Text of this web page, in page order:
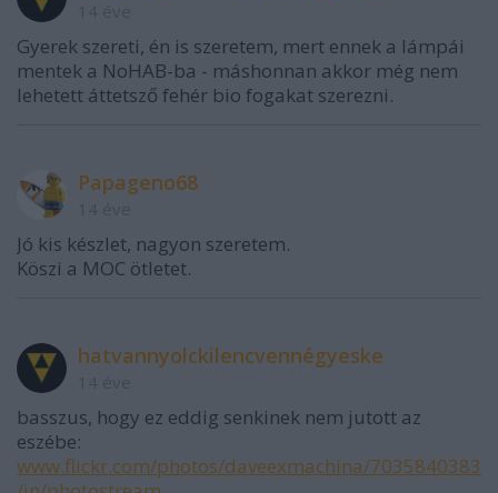
Gyerek szereti, én is szeretem, mert ennek a lámpái
mentek a NoHAB-ba - máshonnan akkor még nem
lehetett áttetsző fehér bio fogakat szerezni.
Papageno68
Jó kis készlet, nagyon szeretem.
Köszi a MOC ötletet.
hatvannyolckilencvennégyeske
basszus, hogy ez eddig senkinek nem jutott az
eszébe:
www.flickr.com/photos/daveexmachina/7035840383